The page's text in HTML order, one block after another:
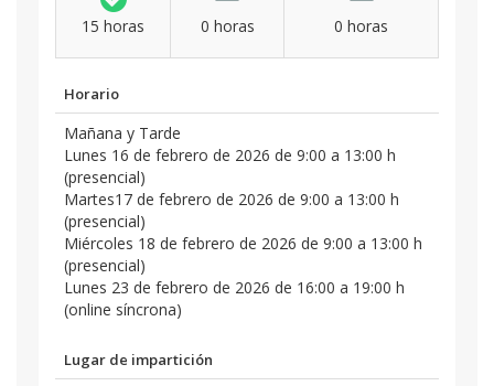
15 horas 0 horas 0 horas
Horario
Mañana y Tarde
Lunes 16 de febrero de 2026 de 9:00 a 13:00 h
(presencial)
Martes17 de febrero de 2026 de 9:00 a 13:00 h
(presencial)
Miércoles 18 de febrero de 2026 de 9:00 a 13:00 h
(presencial)
Lunes 23 de febrero de 2026 de 16:00 a 19:00 h
(online síncrona)
Lugar de impartición